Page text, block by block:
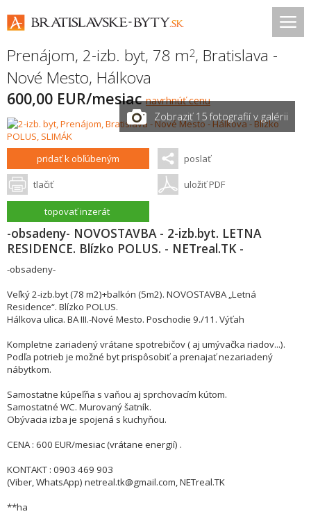
Prenájom, 2-izb. byt, 78 m2, Bratislava -
Nové Mesto, Hálkova
600,00 EUR/mesiacnavrhnúť cenu
Zobraziť 15 fotografií v galérii
pridať k obľúbeným poslať
tlačiť uložiť PDF
topovať inzerát
-obsadeny- NOVOSTAVBA - 2-izb.byt. LETNA
RESIDENCE. Blízko POLUS. - NETreal.TK -
-obsadeny-
Veľký 2-izb.byt (78 m2)+balkón (5m2). NOVOSTAVBA „Letná
Residence“. Blízko POLUS.
Hálkova ulica. BA III.-Nové Mesto. Poschodie 9./11. Výťah
Kompletne zariadený vrátane spotrebičov ( aj umývačka riadov...).
Podľa potrieb je možné byt prispôsobiť a prenajať nezariadený
nábytkom.
Samostatne kúpeľňa s vaňou aj sprchovacím kútom.
Samostatné WC. Murovaný šatník.
Obývacia izba je spojená s kuchyňou.
CENA : 600 EUR/mesiac (vrátane energií) .
KONTAKT : 0903 469 903
(Viber, WhatsApp) netreal.tk@gmail.com, NETreal.TK
**ha